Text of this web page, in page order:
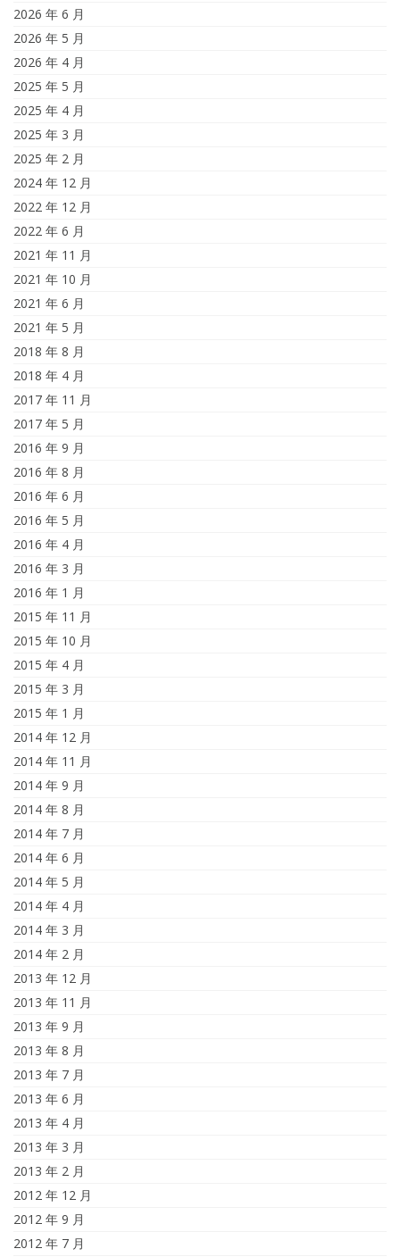
2026 年 6 月
2026 年 5 月
2026 年 4 月
2025 年 5 月
2025 年 4 月
2025 年 3 月
2025 年 2 月
2024 年 12 月
2022 年 12 月
2022 年 6 月
2021 年 11 月
2021 年 10 月
2021 年 6 月
2021 年 5 月
2018 年 8 月
2018 年 4 月
2017 年 11 月
2017 年 5 月
2016 年 9 月
2016 年 8 月
2016 年 6 月
2016 年 5 月
2016 年 4 月
2016 年 3 月
2016 年 1 月
2015 年 11 月
2015 年 10 月
2015 年 4 月
2015 年 3 月
2015 年 1 月
2014 年 12 月
2014 年 11 月
2014 年 9 月
2014 年 8 月
2014 年 7 月
2014 年 6 月
2014 年 5 月
2014 年 4 月
2014 年 3 月
2014 年 2 月
2013 年 12 月
2013 年 11 月
2013 年 9 月
2013 年 8 月
2013 年 7 月
2013 年 6 月
2013 年 4 月
2013 年 3 月
2013 年 2 月
2012 年 12 月
2012 年 9 月
2012 年 7 月